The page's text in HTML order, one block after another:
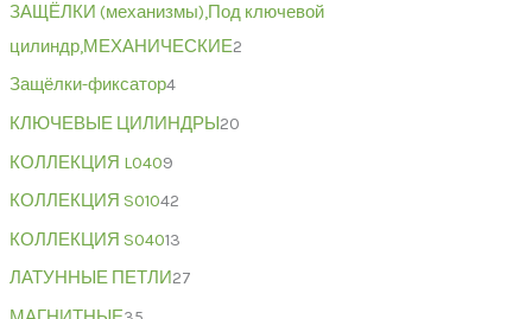
ЗАЩЁЛКИ (механизмы),Под ключевой
цилиндр,МЕХАНИЧЕСКИЕ2
Защёлки-фиксатор4
КЛЮЧЕВЫЕ ЦИЛИНДРЫ 20
КОЛЛЕКЦИЯ L0409
КОЛЛЕКЦИЯ S01042
КОЛЛЕКЦИЯ S04013
ЛАТУННЫЕ ПЕТЛИ27